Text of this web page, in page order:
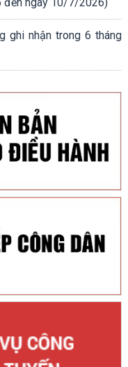
đến ngày 10/7/2026)
ghi nhận trong 6 tháng